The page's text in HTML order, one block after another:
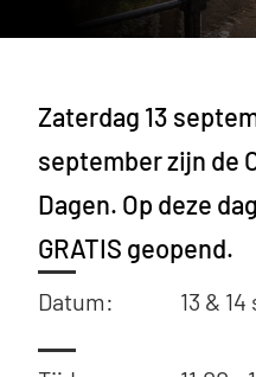
Zaterdag 13
september zijn de
Dagen. Op deze
GRATIS geopend.
Datum: 13 &